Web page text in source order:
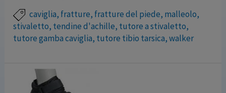
caviglia, fratture, fratture del piede, malleolo,
stivaletto, tendine d'achille, tutore a stivaletto,
tutore gamba caviglia, tutore tibio tarsica,walker
necessaria stabilizzazione dell’ articolazione tibio